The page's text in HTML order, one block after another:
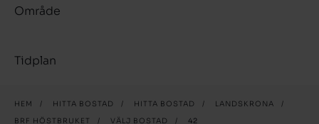
Område
Tidplan
HEM / HITTA BOSTAD / HITTA BOSTAD / LANDSKRONA
/
BRF HÖSTBRUKET
/ VÄLJ BOSTAD / 42